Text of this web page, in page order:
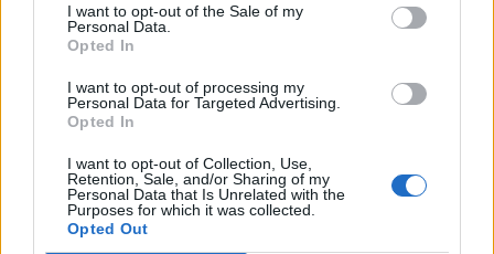
I want to opt-out of the Sale of my
Personal Data.
Opted In
I want to opt-out of processing my
Personal Data for Targeted Advertising.
Opted In
I want to opt-out of Collection, Use,
Retention, Sale, and/or Sharing of my
Personal Data that Is Unrelated with the
Purposes for which it was collected.
Opted Out